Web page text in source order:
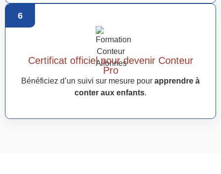
6
Certificat officiel pour devenir Conteur
Pro
Bénéficiez d’un suivi sur mesure pour apprendre à
conter aux enfants.